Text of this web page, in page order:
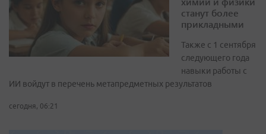
станут более
прикладными
Также с 1 сентября
следующего года
навыки работы с
ИИ войдут в перечень метапредметных результатов
сегодня, 06:21